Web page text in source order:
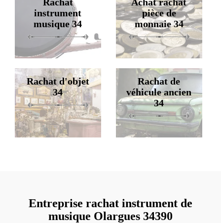
instrument
musique 34
pièce de
monnaie 34
Rachat d'objet
34
Rachat de
véhicule ancien
34
Entreprise rachat instrument de
musique Olargues 34390